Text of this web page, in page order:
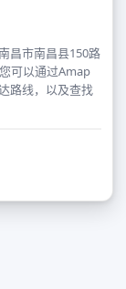
昌市南昌县150路
可以通过Amap
路线，以及查找